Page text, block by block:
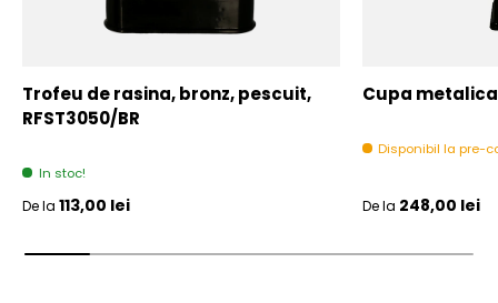
Trofeu de rasina, bronz, pescuit,
RFST3050/BR
In stoc!
Pret initial
De la 113,00 lei
Cupa
Disponibil la pre-
Pret initial
De la 248,00 lei